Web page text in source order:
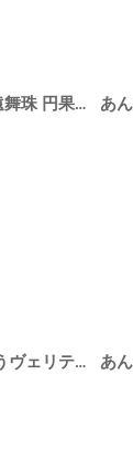
あんさんぶるスターズ！！ MELLOW DEAR US 久遠舞珠 円果望見 コスプレ衣装
[
あんさんぶるスターズ!! あんスタ 感謝祭✽愛を語らうヴェリテ 巴日和 漣ジュン 乱 凪砂 七種 茨 コスプレ衣装